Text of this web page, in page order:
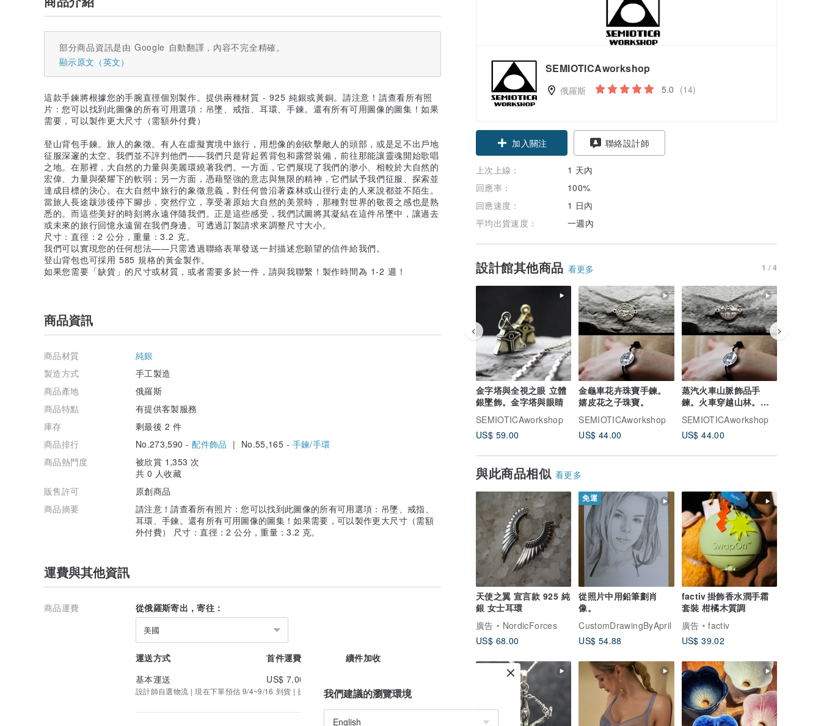
SEMIOTICAworkshop
俄羅斯 5.0 (14)
加入關注 聯絡設計師
上次上線：
1 天內
回應率：
100%
回應速度：
1 日內
平均出貨速度：
一週內
設計館其他商品 看更多 1 / 4
金字塔與全視之眼 立體
銀墜飾。金字塔與眼睛
SEMIOTICAworkshop
US$ 59.00
金龜車花卉珠寶手鍊。
嬉皮花之子珠寶。
SEMIOTICAworkshop
US$ 44.00
蒸汽火車山脈飾品手
鍊。火車穿越山林。旅
人的象徵。
SEMIOTICAworkshop
US$ 44.00
與此商品相似 看更多
天使之翼 宣言款 925 純
銀 女士耳環
廣告
NordicForces
US$ 68.00
免運
從照片中用鉛筆劃肖
像。
CustomDrawingByApril
US$ 54.88
factiv 掛飾香水潤手霜
套裝 柑橘木質調
廣告
factiv
US$ 39.02
部分商品資訊是由 Google 自動翻譯，內容不完全精確。
顯示原文（英文）
這款手鍊將根據您的手腕直徑個別製作。提供兩種材質 - 925 純銀或黃銅。請注意！請查看所有照
片：您可以找到此圖像的所有可用選項：吊墜、戒指、耳環、手鍊。還有所有可用圖像的圖集！如果
需要，可以製作更大尺寸（需額外付費）
登山背包手鍊。旅人的象徵。有人在虛擬實境中旅行，用想像的劍砍擊敵人的頭部，或是足不出戶地
征服深邃的太空。我們並不評判他們——我們只是背起舊背包和露營裝備，前往那能讓靈魂開始歌唱
之地。在那裡，大自然的力量與美麗環繞著我們。一方面，它們展現了我們的渺小、相較於大自然的
宏偉、力量與榮耀下的軟弱；另一方面，憑藉堅強的意志與無限的精神，它們賦予我們征服、探索並
達成目標的決心。在大自然中旅行的象徵意義，對任何曾沿著森林或山徑行走的人來說都並不陌生。
當旅人長途跋涉後停下腳步，突然佇立，享受著原始大自然的美景時，那種對世界的敬畏之感也是熟
悉的。而這些美好的時刻將永遠伴隨我們。正是這些感受，我們試圖將其凝結在這件吊墜中，讓過去
或未來的旅行回憶永遠留在我們身邊。可透過訂製請求來調整尺寸大小。
尺寸：直徑：2 公分，重量：3.2 克。
我們可以實現您的任何想法——只需透過聯絡表單發送一封描述您願望的信件給我們。
登山背包也可採用 585 規格的黃金製作。
如果您需要「缺貨」的尺寸或材質，或者需要多於一件，請與我聯繫！製作時間為 1-2 週！
商品資訊
商品材質
純銀
製造方式
手工製造
商品產地
俄羅斯
商品特點
有提供客製服務
庫存
剩最後 2 件
商品排行
No.273,590 -配件飾品 | No.55,165 - 手鍊/手環
商品熱門度
被欣賞 1,353 次
共 0 人收藏
販售許可
原創商品
商品摘要
請注意！請查看所有照片：您可以找到此圖像的所有可用選項：吊墜、戒指、
耳環、手鍊。還有所有可用圖像的圖集！如果需要，可以製作更大尺寸（需額
外付費） 尺寸：直徑：2 公分，重量：3.2 克。
運費與其他資訊
商品運費 從俄羅斯寄出，寄往：
美國
運送方式 首件運費
續件加收
基本運送
US$ 7.00
設計師自選物流 | 現在下單預估 9/4~9/16 到貨 | 提供追蹤我們建議的瀏覽環境